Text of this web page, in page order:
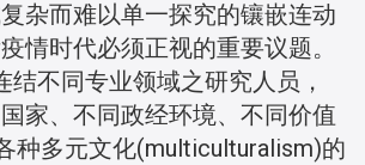
杂而难以单一探究的镶嵌连动
情时代必须正视的重要议题。
结不同专业领域之研究人员，
家、不同政经环境、不同价值
种多元文化(multiculturalism)的